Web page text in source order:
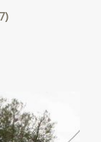
André
Açor